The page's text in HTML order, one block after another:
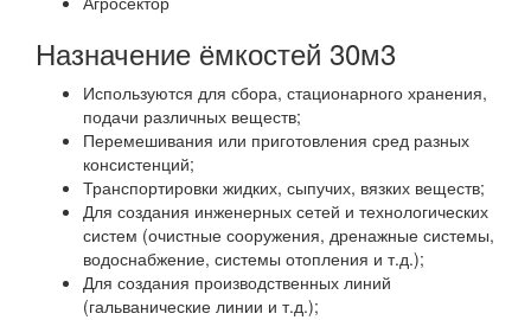
Назначение ёмкостей 30м3
Используются для сбора, стационарного хранения,
подачи различных веществ;
Перемешивания или приготовления сред разных
консистенций;
Транспортировки жидких, сыпучих, вязких веществ;
Для создания инженерных сетей и технологических
систем (очистные сооружения, дренажные системы,
водоснабжение, системы отопления и т.д.);
Для создания производственных линий
(гальванические линии и т.д.);